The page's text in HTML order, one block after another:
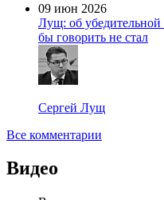
09 июн 2026
Лущ: об
бы говорить не стал
Сергей Лущ
Все комментарии
Видео